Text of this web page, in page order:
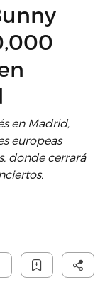
en Madrid,
europeas
donde cerrará